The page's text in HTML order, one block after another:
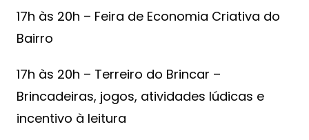
17h às 20h – Feira de Economia Criativa do
Bairro
17h às 20h – Terreiro do Brincar –
Brincadeiras, jogos, atividades lúdicas e
incentivo à leitura